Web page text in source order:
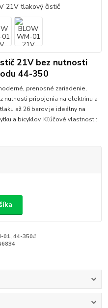
21V bez nutnosti
44-350
prenosné zariadenie,
nutnosti pripojenia na elektrinu a
až 26 barov je ideálny na
a bicyklov. Kľúčové vlastnosti:
01, 44-350#